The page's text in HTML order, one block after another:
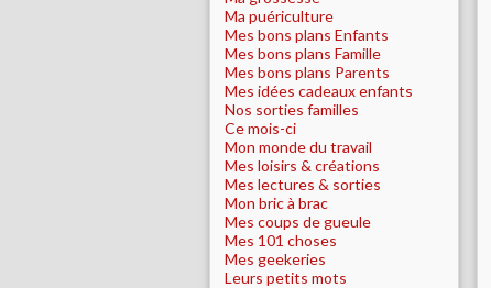
Ma puériculture
Mes bons plans Enfants
Mes bons plans Famille
Mes bons plans Parents
Mes idées cadeaux enfants
Nos sorties familles
Ce mois-ci
Mon monde du travail
Mes loisirs & créations
Mes lectures & sorties
Mon bric à brac
Mes coups de gueule
Mes 101 choses
Mes geekeries
Leurs petits mots